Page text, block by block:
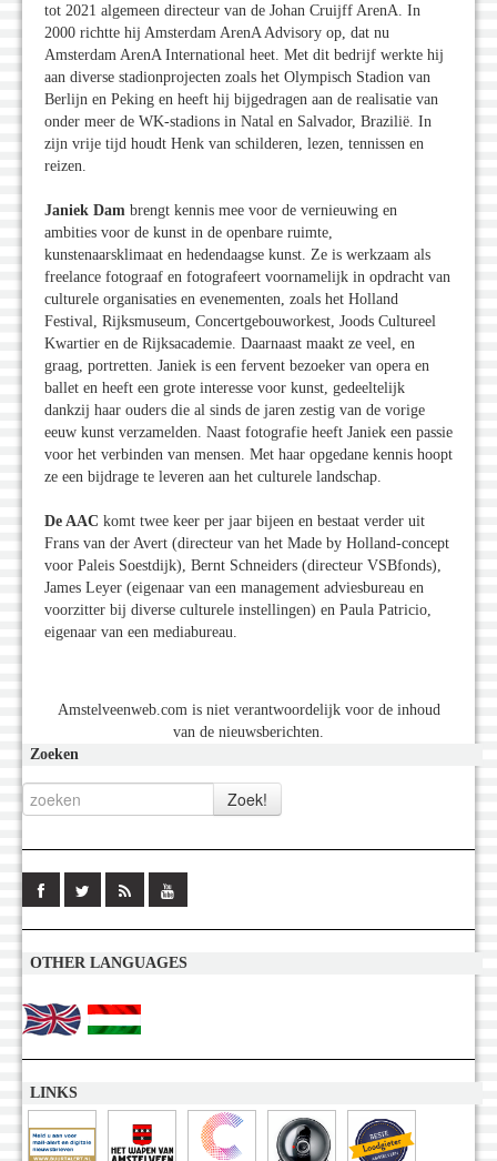
tot 2021 algemeen directeur van de Johan Cruijff ArenA. In
2000 richtte hij Amsterdam ArenA Advisory op, dat nu
Amsterdam ArenA International heet. Met dit bedrijf werkte hij
aan diverse stadionprojecten zoals het Olympisch Stadion van
Berlijn en Peking en heeft hij bijgedragen aan de realisatie van
onder meer de WK-stadions in Natal en Salvador, Brazilië. In
zijn vrije tijd houdt Henk van schilderen, lezen, tennissen en
reizen.
Janiek Dam brengt kennis mee voor de vernieuwing en
ambities voor de kunst in de openbare ruimte,
kunstenaarsklimaat en hedendaagse kunst. Ze is werkzaam als
freelance fotograaf en fotografeert voornamelijk in opdracht van
culturele organisaties en evenementen, zoals het Holland
Festival, Rijksmuseum, Concertgebouworkest, Joods Cultureel
Kwartier en de Rijksacademie. Daarnaast maakt ze veel, en
graag, portretten. Janiek is een fervent bezoeker van opera en
ballet en heeft een grote interesse voor kunst, gedeeltelijk
dankzij haar ouders die al sinds de jaren zestig van de vorige
eeuw kunst verzamelden. Naast fotografie heeft Janiek een passie
voor het verbinden van mensen. Met haar opgedane kennis hoopt
ze een bijdrage te leveren aan het culturele landschap.
De AAC komt twee keer per jaar bijeen en bestaat verder uit
Frans van der Avert (directeur van het Made by Holland-concept
voor Paleis Soestdijk), Bernt Schneiders (directeur VSBfonds),
James Leyer (eigenaar van een management adviesbureau en
voorzitter bij diverse culturele instellingen) en Paula Patricio,
eigenaar van een mediabureau.
Amstelveenweb.com is niet verantwoordelijk voor de inhoud
van de nieuwsberichten.
Zoeken
OTHER LANGUAGES
LINKS